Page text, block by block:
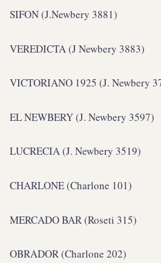
SIFON (J.Newbery 3881)
VEREDICTA (J Newbery 3883)
VICTORIANO 1925 (J. Newbery
EL NEWBERY (J. Newbery 3597)
LUCRECIA (J. Newbery 3519)
CHARLONE (Charlone 101)
MERCADO BAR (Roseti 315)
OBRADOR (Charlone 202)